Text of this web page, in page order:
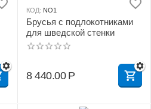
КОД: NO1
Брусья с подлокотниками
для шведской стенки
8 440.00 Р